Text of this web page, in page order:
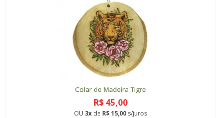
Colar de Madeira Tigre
R$ 45,00
OU 3x de R$ 15,00 s/juros